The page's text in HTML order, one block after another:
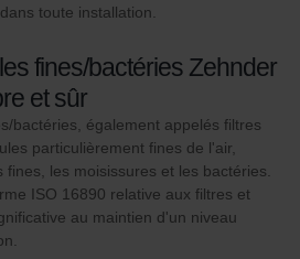
toute installation.
fines/bactéries Zehnder
et sûr
bactéries, également appelés filtres
particulièrement fines de l'air,
les moisissures et les bactéries.
ISO 16890 relative aux filtres et
au maintien d'un niveau